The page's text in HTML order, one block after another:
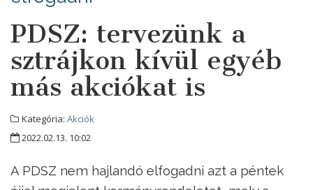
PDSZ: tervezünk a
sztrájkon kívül egyéb
más akciókat is
Kategória: Akciók
2022.02.13. 10:02
A PDSZ nem hajlandó elfogadni azt a péntek